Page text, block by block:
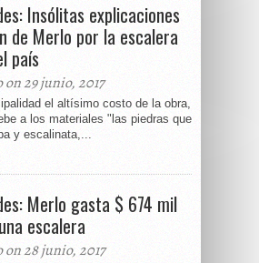
Insólitas explicaciones
de Merlo por la escalera
país
on 29 junio, 2017
el altísimo costo de la obra,
a los materiales "las piedras que
y escalinata,...
Merlo gasta $ 674 mil
escalera
on 28 junio, 2017